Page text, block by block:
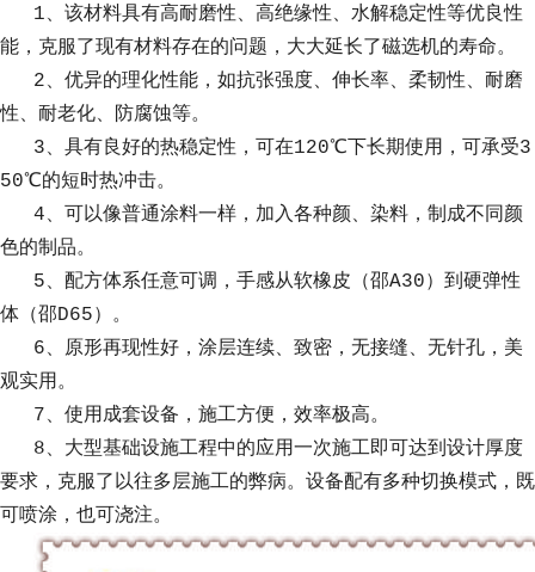
1、该材料具有高耐磨性、高绝缘性、水解稳定性等优良性
能，克服了现有材料存在的问题，大大延长了磁选机的寿命。
2、优异的理化性能，如抗张强度、伸长率、柔韧性、耐磨
性、耐老化、防腐蚀等。
3、具有良好的热稳定性，可在120℃下长期使用，可承受3
50℃的短时热冲击。
4、可以像普通涂料一样，加入各种颜、染料，制成不同颜
色的制品。
5、配方体系任意可调，手感从软橡皮（邵A30）到硬弹性
体（邵D65）。
6、原形再现性好，涂层连续、致密，无接缝、无针孔，美
观实用。
7、使用成套设备，施工方便，效率极高。
8、 大型基础设施工程中的应用一次施工即可达到设计厚度
要求，克服了以往多层施工的弊病。设备配有多种切换模式，既
可喷涂，也可浇注。